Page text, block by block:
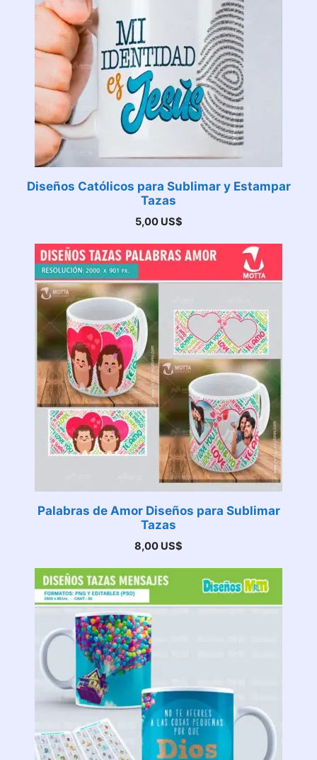
Diseños Católicos para Sublimar y Estampar
Tazas
5,00 US$
Palabras de Amor Diseños para Sublimar
Tazas
8,00 US$